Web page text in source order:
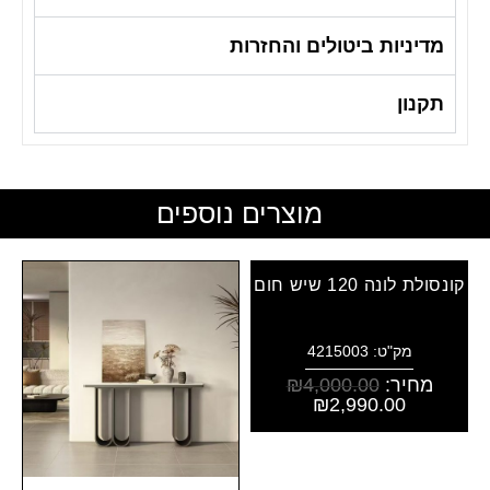
מדיניות ביטולים והחזרות
תקנון
מוצרים נוספים
קונסולת לונה 120 שיש חום
מק"ט: 4215003
מחיר: ₪4,000.00
₪2,990.00